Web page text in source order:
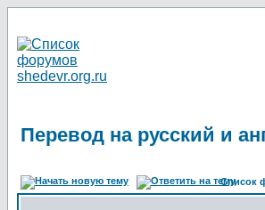
Перевод на русский и
Список